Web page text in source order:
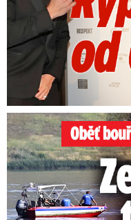
Oběť bouře v jezeru